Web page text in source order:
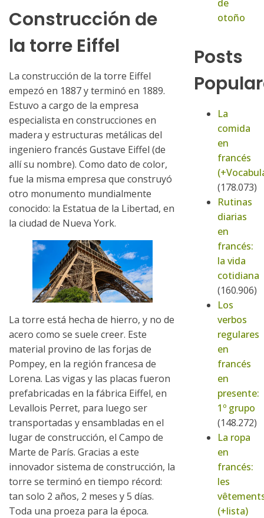
Construcción de
la torre Eiffel
La construcción de la torre Eiffel
empezó en 1887 y terminó en 1889.
Estuvo a cargo de la empresa
especialista en construcciones en
madera y estructuras metálicas del
ingeniero francés Gustave Eiffel (de
allí su nombre). Como dato de color,
fue la misma empresa que construyó
otro monumento mundialmente
conocido: la Estatua de la Libertad, en
la ciudad de Nueva York.
La torre está hecha de hierro, y no de
acero como se suele creer. Este
material provino de las forjas de
Pompey, en la región francesa de
Lorena. Las vigas y las placas fueron
prefabricadas en la fábrica Eiffel, en
Levallois Perret, para luego ser
transportadas y ensambladas en el
lugar de construcción, el Campo de
Marte de París. Gracias a este
innovador sistema de construcción, la
torre se terminó en tiempo récord:
tan solo 2 años, 2 meses y 5 días.
Toda una proeza para la época.
de
otoño
Posts
La
comida
en
francés
(178.073)
Rutinas
diarias
en
francés:
la vida
cotidiana
(160.906)
Los
verbos
regulares
en
francés
en
presente:
1º grupo
(148.272)
La ropa
en
francés:
les
(+lista)